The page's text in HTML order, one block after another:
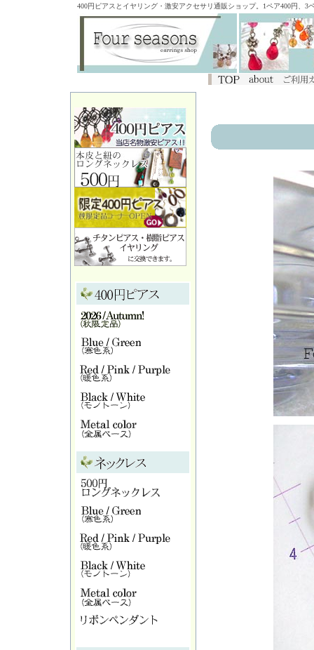
400円ピアスとイヤリング・激安アクセサリ通販ショップ。1ペア400円、